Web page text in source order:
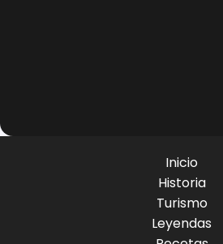
Inicio
Historia
Turismo
Leyendas